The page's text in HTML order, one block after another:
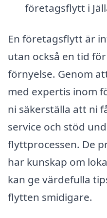
företagsflytt i
En företagsflytt är
utan också en tid
förnyelse. Genom
med expertis inom
ni säkerställa att ni
service och stöd
flyttprocessen. De
har kunskap om
kan ge värdefulla
flytten smidigare.